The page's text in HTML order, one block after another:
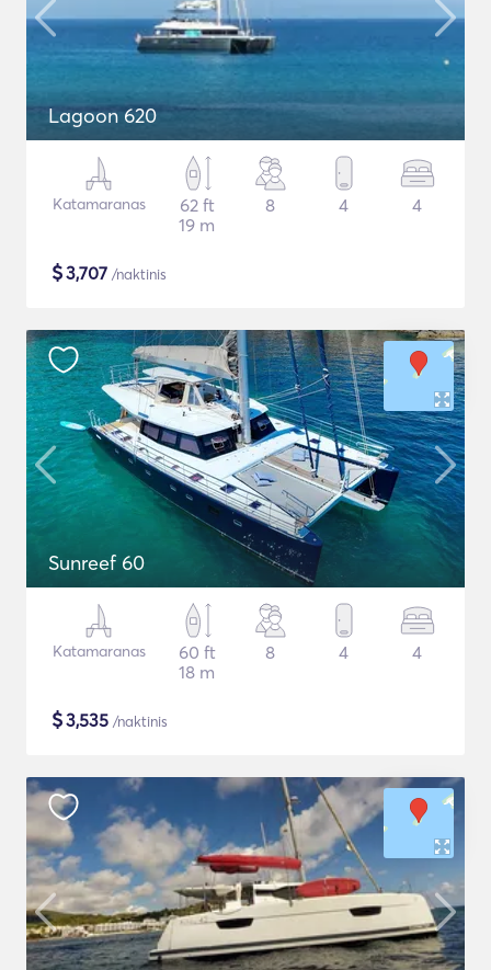
Lagoon 620
Katamaranas
62 ft
19 m
8 4 4
$3,707 /naktinis
Sunreef 60
Katamaranas
60 ft
18 m
8 4 4
$3,535 /naktinis